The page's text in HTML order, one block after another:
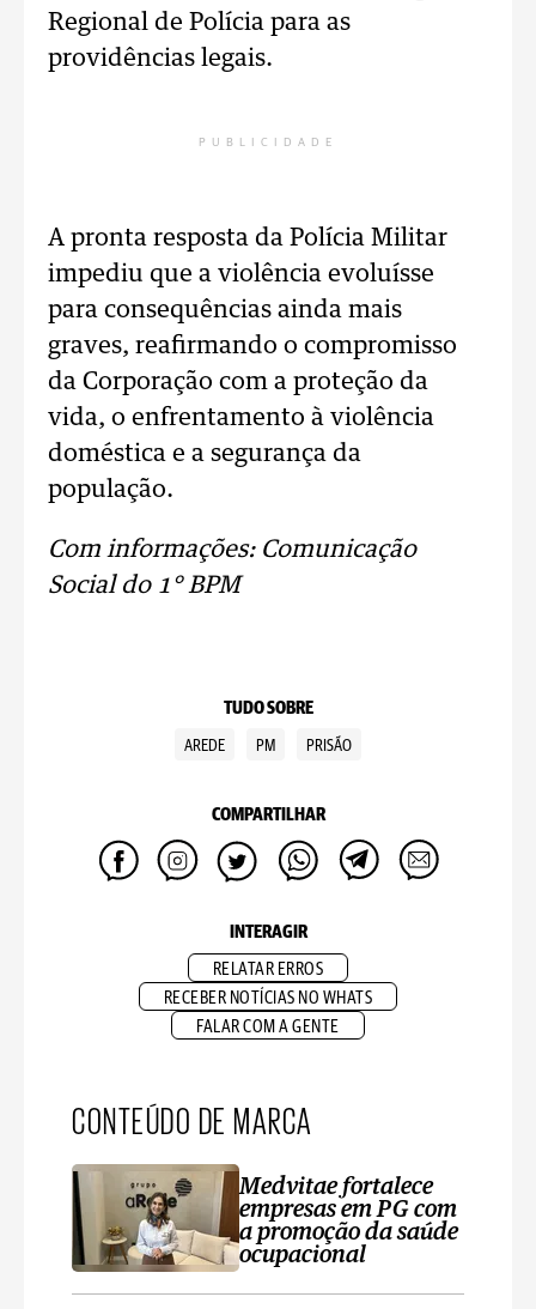
Regional de Polícia para as
providências legais.
PUBLICIDADE
A pronta resposta da Polícia Militar
impediu que a violência evoluísse
para consequências ainda mais
graves, reafirmando o compromisso
da Corporação com a proteção da
vida, o enfrentamento à violência
doméstica e a segurança da
população.
Com informações: Comunicação
Social do 1° BPM
TUDO SOBRE
AREDE PM PRISÃO
COMPARTILHAR
INTERAGIR
RELATAR ERROS
RECEBER NOTÍCIAS NO WHATS
FALAR COM A GENTE
CONTEÚDO DE MARCA
Medvitae fortalece
empresas em PG com
a promoção da saúde
ocupacional